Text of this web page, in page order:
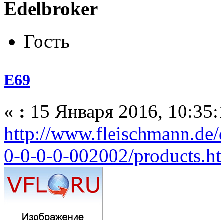
Edelbroker
Гость
E69
« : 15 Января 2016,
http://
0-0-0-0-002002/